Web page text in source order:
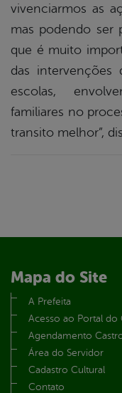
vivenciarmos as
mas podendo ser
que é muito
das intervenções
escolas,
familiares no
transito melhor”,
Mapa do Site
A Prefeita
Acesso ao Portal do
Agendamento
Área do Servidor
Cadastro Cultural
Contato